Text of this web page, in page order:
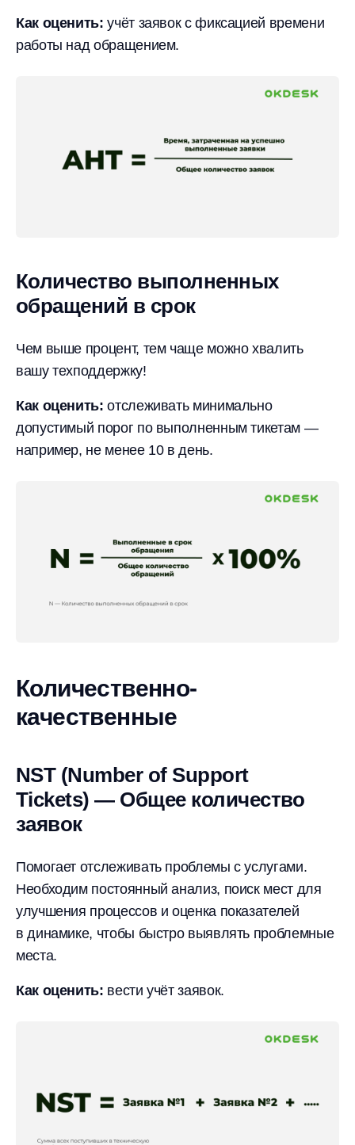
Как оценить: учёт заявок с фиксацией времени
работы над обращением.
Количество выполненных
обращений в срок
Чем выше процент, тем чаще можно хвалить
вашу техподдержку!
Как оценить:отслеживать минимально
допустимый порог по выполненным тикетам —
например, не менее 10 в день.
Количественно-
качественные
NST (Number of Support
Tickets) — Общее количество
заявок
Помогает отслеживать проблемы с услугами.
Необходим постоянный анализ, поиск мест для
улучшения процессов и оценка показателей
в динамике, чтобы быстро выявлять проблемные
места.
Как оценить: вести учёт заявок.